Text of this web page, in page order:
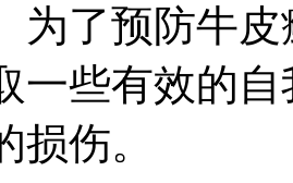
为了预防牛
一些有效的
损伤。